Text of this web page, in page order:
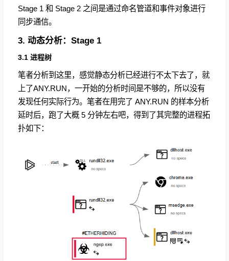
Stage 1 和 Stage 2 之间是通过命名管道和事件对象进行
同步通信。
3. 动态分析：Stage 1
3.1 进程树
笔者分析到这里，感觉静态分析已经进行不太下去了，就
上了ANY.RUN，一开始的分析时间是不够的，所以没有
发现任何实际行为。笔者在用完了 ANY.RUN 的样本分析
延时后，跑了大概 5 分钟左右吧，得到了其完整的进程拓
扑如下：